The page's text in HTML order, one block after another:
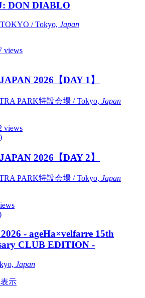
DON DIABLO
/ Tokyo, Japan
views
2026【DAY 1】
PARK特設会場 / Tokyo, Japan
views
2026【DAY 2】
PARK特設会場 / Tokyo, Japan
- ageHa×velfarre 15th
CLUB EDITION -
Japan
示